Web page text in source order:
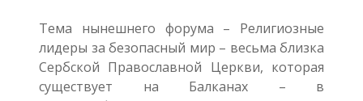
Тема нынешнего форума – Религиозные
лидеры за безопасный мир – весьма близка
Сербской Православной Церкви, которая
существует на Балканах – в